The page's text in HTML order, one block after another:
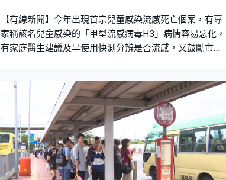
騙徒，當一旦
【有線新聞】今年出現首宗兒童感染流感死亡個案，有專
家稱該名兒童感染的「甲型流感病毒H3」病情容易惡化，
有家庭醫生建議及早使用快測分辨是否流感，又鼓勵市民
生防護中心數據顯示，截至上月底，今年夏季流感共錄得5
宗兒童流感嚴重個案。有專家稱，即使曾接種疫苗，抗體
亦會隨時間降低，而且兒童感染H3病毒容易惡化。兒童傳
染病學會主席關日華：「我們發覺免疫因子分泌得很嚴
重，引致全身有很嚴重發炎反應，令不同器官發炎，血壓
會降低，這個情況在新冠疫情時已見過，叫多系統發炎綜
合症，都是一些很急性、病人很快轉差，又驗過病人有很